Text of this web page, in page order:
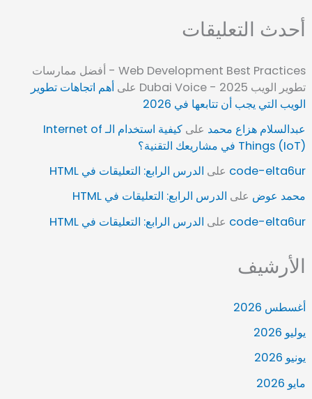
أحدث التعليقات
Web Development Best Practices - أفضل ممارسات
تطوير الويب 2025 - Dubai Voice
على أهم اتجاهات تطوير
الويب التي يجب أن تتابعها في 2026
عبدالسلام هزاع محمد على
كيفية استخدام الـ Internet of
Things (IoT) في مشاريعك التقنية؟
code-elta6ur على الدرس الرابع: التعليقات في HTML
محمد عوض على الدرس الرابع: التعليقات في HTML
code-elta6ur على الدرس الرابع: التعليقات في HTML
الأرشيف
أغسطس 2026
يوليو 2026
يونيو 2026
مايو 2026